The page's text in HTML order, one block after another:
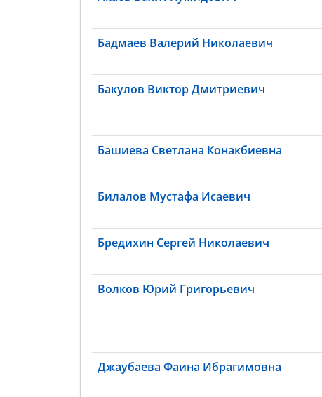
Бадмаев Валерий Николаевич
Бакулов Виктор Дмитриевич
Башиева Светлана Конакбиевна
Билалов Мустафа Исаевич
Бредихин Сергей Николаевич
Волков Юрий Григорьевич
Джаубаева Фаина Ибрагимовна